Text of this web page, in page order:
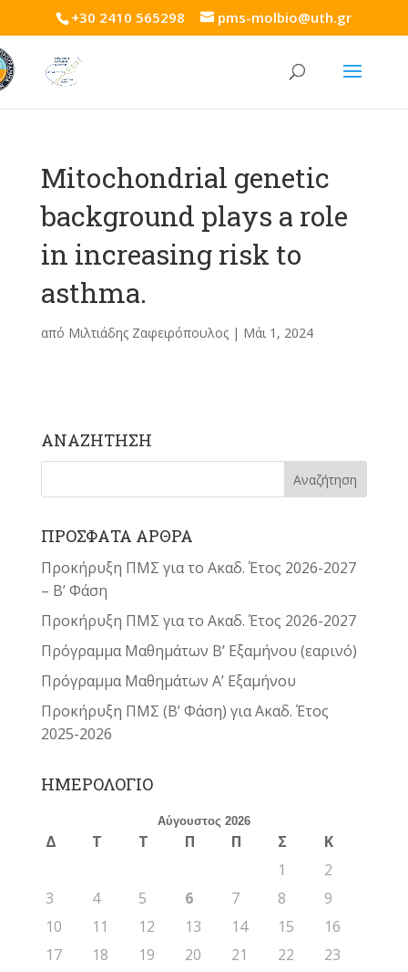
+30 2410 565298 pms-molbio@uth.gr
Mitochondrial genetic
background plays a role
in increasing risk to
asthma.
από Μιλτιάδης Ζαφειρόπουλος| Μάι 1, 2024
ΑΝΑΖΗΤΗΣΗ
ΠΡΟΣΦΑΤΑ ΑΡΘΡΑ
Προκήρυξη ΠΜΣ για το Ακαδ. Έτος 2026-2027
– Β’ Φάση
Προκήρυξη ΠΜΣ για το Ακαδ. Έτος 2026-2027
Πρόγραμμα Μαθημάτων Β’ Εξαμήνου (εαρινό)
Πρόγραμμα Μαθημάτων Α’ Εξαμήνου
Προκήρυξη ΠΜΣ (Β’ Φάση) για Ακαδ. Έτος
2025-2026
ΗΜΕΡΟΛΟΓΙΟ
Αύγουστος 2026
Δ Τ Τ Π Π Σ
Κ
1
2
3
4 5 6 7 8
9
10
11 12 13 14 15
16
17
18 19 20 21 22
23